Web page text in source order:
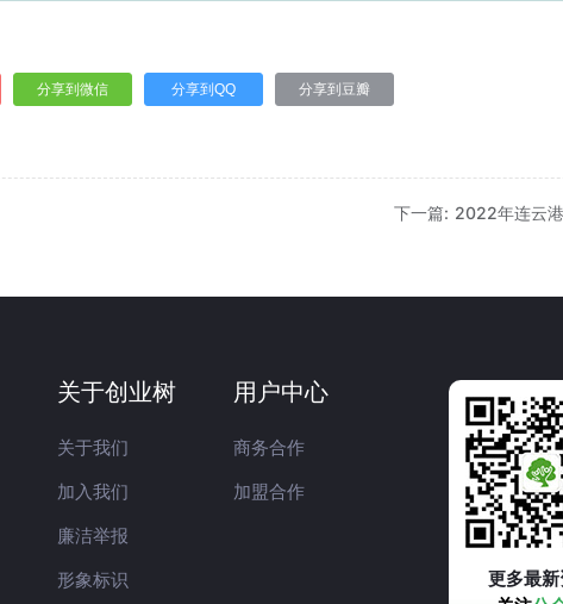
分享到微信 分享到QQ 分享到豆瓣
下一篇: 2022年连云
关于创业树
关于我们
加入我们
廉洁举报
形象标识
用户中心
商务合作
加盟合作
更多最新